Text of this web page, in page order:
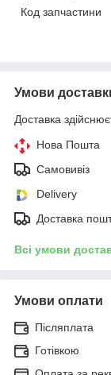
Код запчастини
Умови
Доставка
Нова Пошта
Самовивіз
Delivery
Доставка
Всі умови
Умови оплати
Післяплата
Готівкою